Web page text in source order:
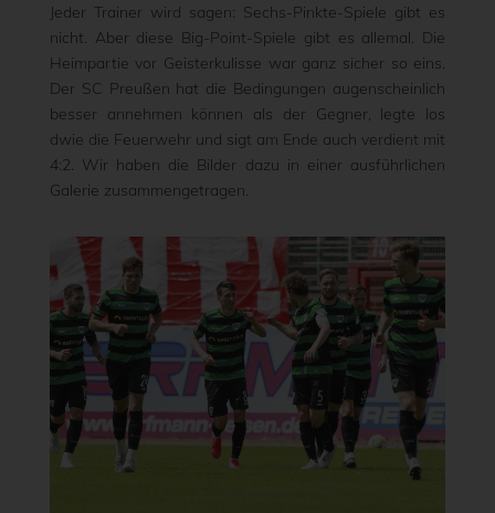
Jeder Trainer wird sagen: Sechs-Pinkte-Spiele gibt es
nicht. Aber diese Big-Point-Spiele gibt es allemal. Die
Heimpartie vor Geisterkulisse war ganz sicher so eins.
Der SC Preußen hat die Bedingungen augenscheinlich
besser annehmen können als der Gegner, legte los
dwie die Feuerwehr und sigt am Ende auch verdient mit
4:2. Wir haben die Bilder dazu in einer ausführlichen
Galerie zusammengetragen.